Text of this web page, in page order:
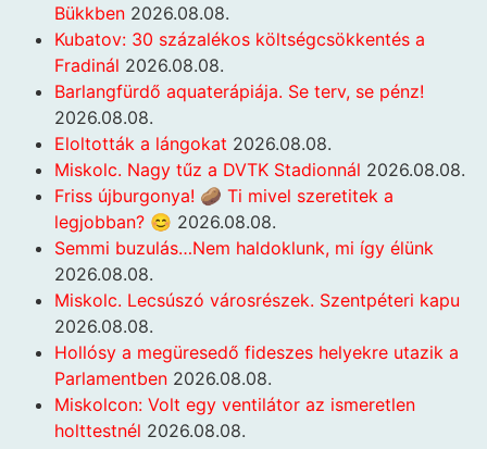
Bükkben 2026.08.08.
Kubatov: 30 százalékos költségcsökkentés a
Fradinál 2026.08.08.
Barlangfürdő aquaterápiája. Se terv, se pénz!
2026.08.08.
Eloltották a lángokat 2026.08.08.
Miskolc. Nagy tűz a DVTK Stadionnál 2026.08.08.
Friss újburgonya! 🥔 Ti mivel szeretitek a
legjobban? 😊 2026.08.08.
Semmi buzulás…Nem haldoklunk, mi így élünk
2026.08.08.
Miskolc. Lecsúszó városrészek. Szentpéteri kapu
2026.08.08.
Hollósy a megüresedő fideszes helyekre utazik a
Parlamentben 2026.08.08.
Miskolcon: Volt egy ventilátor az ismeretlen
holttestnél 2026.08.08.